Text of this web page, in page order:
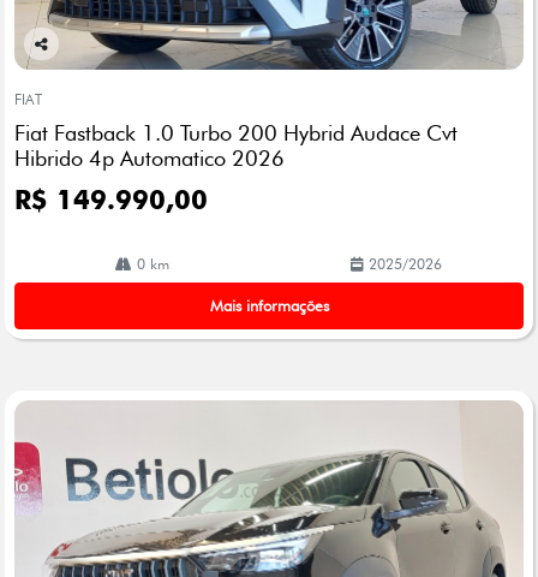
Co
arti
lhe
FIAT
Fiat Fastback 1.0 Turbo 200 Hybrid Audace Cvt
Hibrido 4p Automatico 2026
R$ 149.990,00
0 km 2025/2026
Mais informações